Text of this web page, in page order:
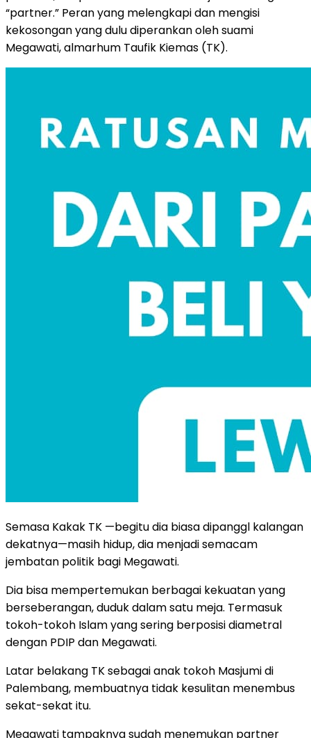
“partner.” Peran yang melengkapi dan mengisi
kekosongan yang dulu diperankan oleh suami
Megawati, almarhum Taufik Kiemas (TK).
Semasa Kakak TK —begitu dia biasa dipanggl kalangan
dekatnya—masih hidup, dia menjadi semacam
jembatan politik bagi Megawati.
Dia bisa mempertemukan berbagai kekuatan yang
berseberangan, duduk dalam satu meja. Termasuk
tokoh-tokoh Islam yang sering berposisi diametral
dengan PDIP dan Megawati.
Latar belakang TK sebagai anak tokoh Masjumi di
Palembang, membuatnya tidak kesulitan menembus
sekat-sekat itu.
Megawati tampaknya sudah menemukan partner